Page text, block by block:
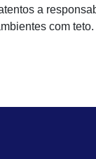
a
com teto.